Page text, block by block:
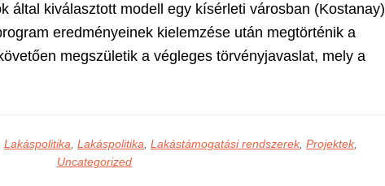
által kiválasztott modell egy kísérleti városban (Kostanay)
eredményeinek kielemzése után megtörténik a
megszületik a végleges törvényjavaslat, mely a
Lakáspolitika Lakáspolitika Lakástámogatási rendszerek, Projektek,
Uncategorized